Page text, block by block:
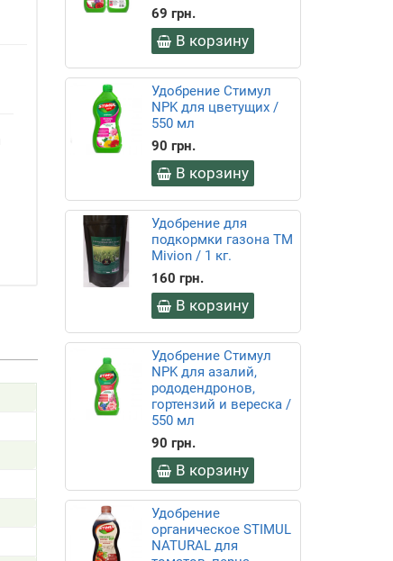
69 грн.
В корзину
Удобрение Стимул
NPK для цветущих /
550 мл
90 грн.
В корзину
Удобрение для
подкормки газона ТМ
Mivion / 1 кг.
160 грн.
В корзину
Удобрение Стимул
NPK для азалий,
рододендронов,
гортензий и вереска /
550 мл
90 грн.
В корзину
Удобрение
органическое STIMUL
NATURAL для